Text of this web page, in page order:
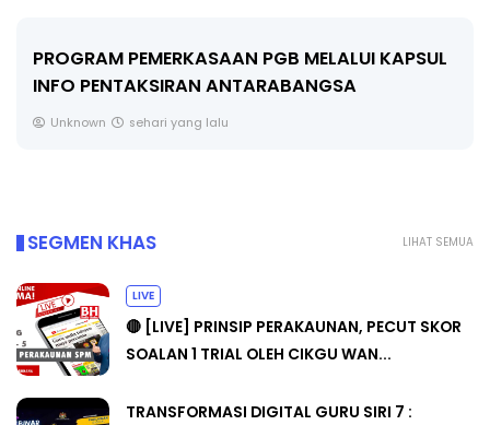
🔴 [LIVE] FIZIK TING 5 (DLP), 5.2
SEMICONDUCTOR DIODE PART-2 OLEH CIKG...
LIHAT SEMUA
SEGMEN KHAS
LIVE
🔴 [LIVE] PRINSIP PERAKAUNAN, PECUT SKOR
SOALAN 1 TRIAL OLEH CIKGU WAN...
TRANSFORMASI DIGITAL GURU SIRI 7 :